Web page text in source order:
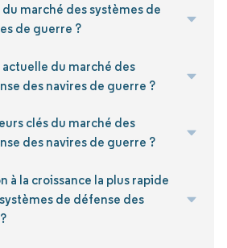
marché des systèmes de
de guerre ?
du marché des
des navires de guerre ?
clés du marché des
des navires de guerre ?
à la croissance la plus rapide
de défense des